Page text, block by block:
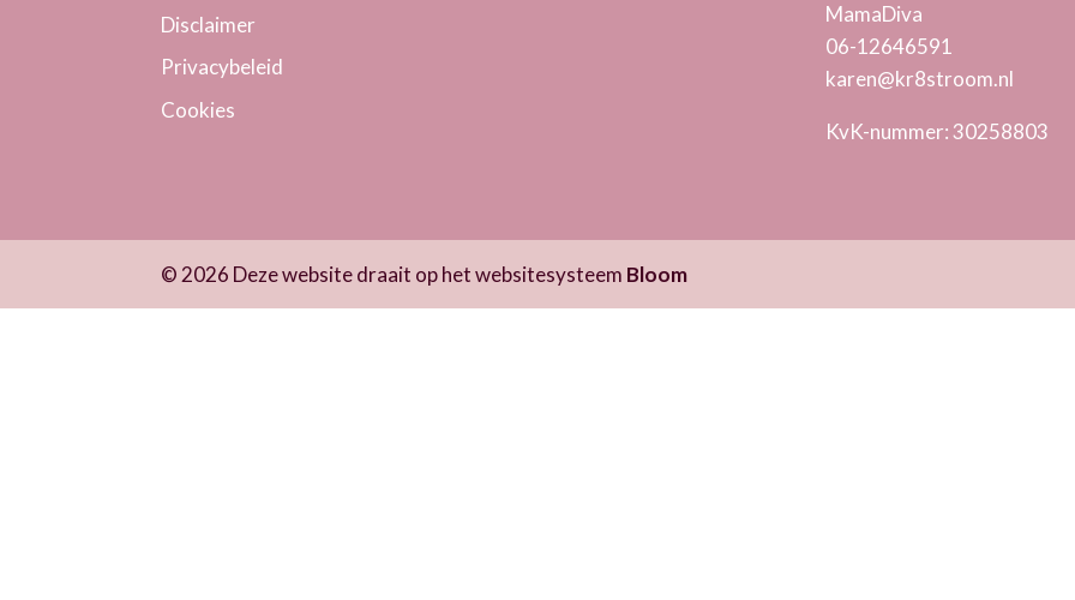
Disclaimer
Privacybeleid
Cookies
MamaDiva
06-12646591
karen@kr8stroom.nl
KvK-nummer: 30258803
© 2026 Deze website draait op het websitesysteem Bloom